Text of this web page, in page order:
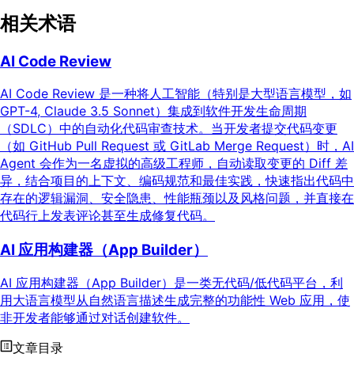
相关术语
AI Code Review
AI Code Review 是一种将人工智能（特别是大型语言模型，如
GPT-4, Claude 3.5 Sonnet）集成到软件开发生命周期
（SDLC）中的自动化代码审查技术。当开发者提交代码变更
（如 GitHub Pull Request 或 GitLab Merge Request）时，AI
Agent 会作为一名虚拟的高级工程师，自动读取变更的 Diff 差
异，结合项目的上下文、编码规范和最佳实践，快速指出代码中
存在的逻辑漏洞、安全隐患、性能瓶颈以及风格问题，并直接在
代码行上发表评论甚至生成修复代码。
AI 应用构建器（App Builder）
AI 应用构建器（App Builder）是一类无代码/低代码平台，利
用大语言模型从自然语言描述生成完整的功能性 Web 应用，使
非开发者能够通过对话创建软件。
文章目录